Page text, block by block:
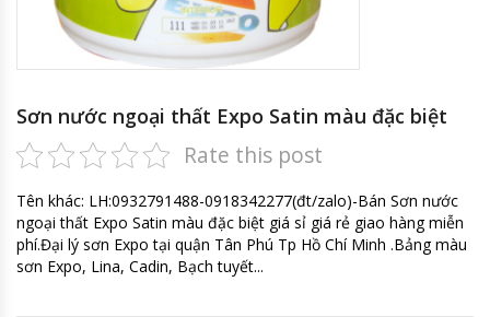
Sơn nước ngoại thất Expo Satin màu đặc biệt
Rate this post
Tên khác: LH:0932791488-0918342277(đt/zalo)-Bán Sơn nước
ngoại thất Expo Satin màu đặc biệt giá sỉ giá rẻ giao hàng miễn
phí.Đại lý sơn Expo tại quận Tân Phú Tp Hồ Chí Minh .Bảng màu
sơn Expo, Lina, Cadin, Bạch tuyết...